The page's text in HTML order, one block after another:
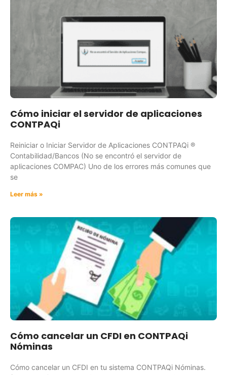
Cómo iniciar el servidor de aplicaciones
CONTPAQi
Reiniciar o Iniciar Servidor de Aplicaciones CONTPAQi ®
Contabilidad/Bancos (No se encontró el servidor de
aplicaciones COMPAC) Uno de los errores más comunes que
se
Leer más »
Cómo cancelar un CFDI en CONTPAQi
Nóminas
Cómo cancelar un CFDI en tu sistema CONTPAQi Nóminas.